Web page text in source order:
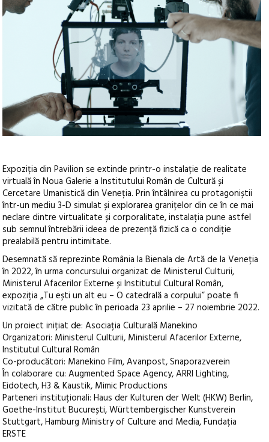
Expoziția din Pavilion se extinde printr-o instalație de realitate
virtuală în Noua Galerie a Institutului Român de Cultură și
Cercetare Umanistică din Veneția. Prin întâlnirea cu protagoniștii
într-un mediu 3-D simulat și explorarea granițelor din ce în ce mai
neclare dintre virtualitate și corporalitate, instalația pune astfel
sub semnul întrebării ideea de prezență fizică ca o condiție
prealabilă pentru intimitate.
Desemnată să reprezinte România la Bienala de Artă de la Veneția
în 2022, în urma concursului organizat de Ministerul Culturii,
Ministerul Afacerilor Externe și Institutul Cultural Român,
expoziția „Tu ești un alt eu – O catedrală a corpului” poate fi
vizitată de către public în perioada 23 aprilie – 27 noiembrie 2022.
Un proiect inițiat de: Asociația Culturală Manekino
Organizatori: Ministerul Culturii, Ministerul Afacerilor Externe,
Institutul Cultural Român
Co-producători: Manekino Film, Avanpost, Snaporazverein
În colaborare cu: Augmented Space Agency, ARRI Lighting,
Eidotech, H3 & Kaustik, Mimic Productions
Parteneri instituționali: Haus der Kulturen der Welt (HKW) Berlin,
Goethe-Institut București, Württembergischer Kunstverein
Stuttgart, Hamburg Ministry of Culture and Media, Fundația
ERSTE